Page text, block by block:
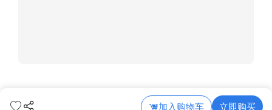
加入购物车 立即购买